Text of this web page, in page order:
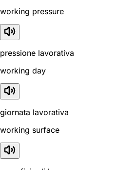
working pressure
pressione lavorativa
working day
giornata lavorativa
working surface